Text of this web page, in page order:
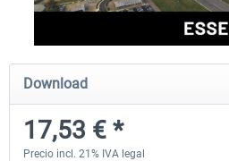
Orbx - YMEN Essendon Airport MSFS
17,53 € *
Download
17,53 € *
Precio incl. 21% IVA legal